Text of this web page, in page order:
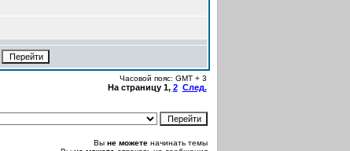
Часовой пояс: GMT + 3
На страницу 1, 2 След.
Вы не можетеначинать темы